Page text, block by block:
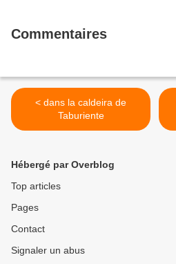
Commentaires
< dans la caldeira de
Taburiente
Hébergé par Overblog
Top articles
Pages
Contact
Signaler un abus